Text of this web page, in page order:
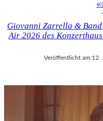
Giovanni Zarrella &
Air 2026 des
Veröffentlicht am:12.